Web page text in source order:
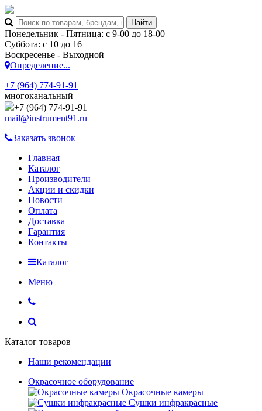
Понедельник - Пятница: с 9-00 до 18-00
Суббота: с 10 до 16
Воскресенье - Выходной
Определение...
+7 (964) 774-91-91
многоканальный
+7 (964) 774-91-91
mail@instrument91.ru
Заказать звонок
Главная
Каталог
Производители
Акции и скидки
Новости
Оплата
Доставка
Гарантия
Контакты
Каталог
Меню
Каталог товаров
Наши рекомендации
Окрасочное оборудование
Окрасочные камеры
Сушки инфракрасные